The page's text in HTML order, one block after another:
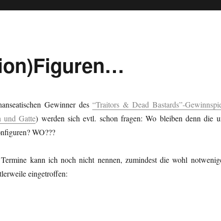
Gewinner des“Traitors & Dead Bastards”-
und Gatte) werden sich evtl. schon fragen: Wo bleiben denn die
WO???
Termine kann ich noch nicht nennen, zumindest die wohl
eingetroffen: